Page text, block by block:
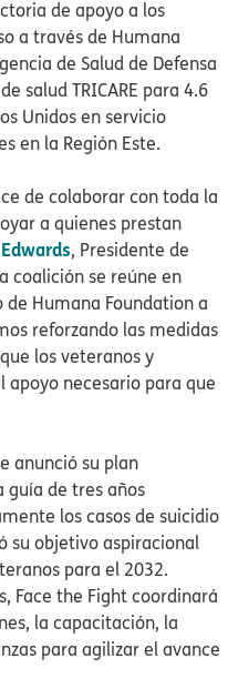
de apoyo a los
a través de Humana
de Salud de Defensa
salud TRICARE para 4.6
Unidos en servicio
en la Región Este.​​
de colaborar con toda la
a quienes prestan
, Presidente de
coalición se reúne en
Humana Foundation a
reforzando las medidas
los veteranos y
necesario para que
anunció su plan
guía de tres años
los casos de suicidio
su objetivo aspiracional
para el 2032.
Face the Fight coordinará
la capacitación, la
para agilizar el avance